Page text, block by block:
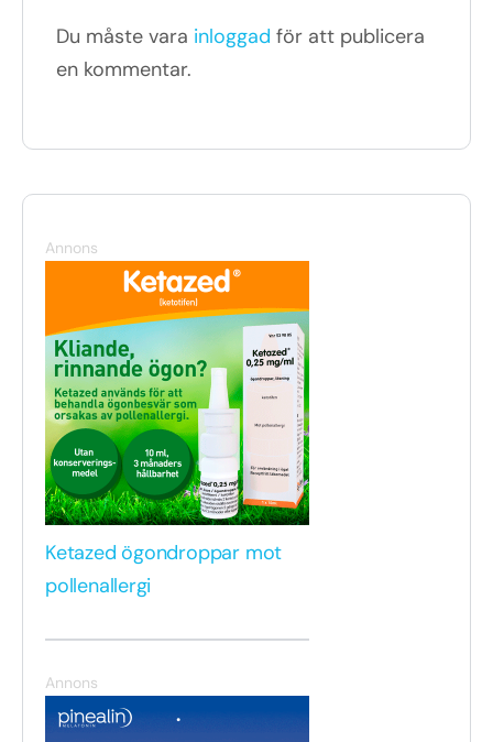
Du måste vara inloggad för att publicera
en kommentar.
Annons
Ketazed ögondroppar mot
pollenallergi
Annons